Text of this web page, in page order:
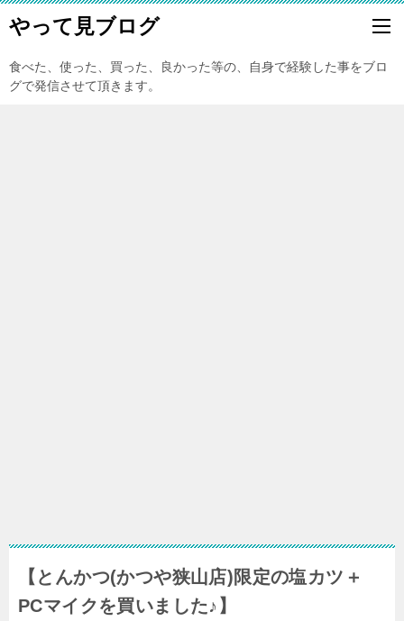
やって見ブログ
食べた、使った、買った、良かった等の、自身で経験した事をブロ
グで発信させて頂きます。
【とんかつ(かつや狭山店)限定の塩カツ＋
PCマイクを買いました♪】